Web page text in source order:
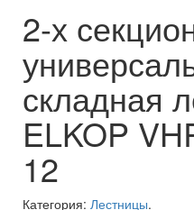
2-х
складная
ELKOP
12
Категория: Лестницы.